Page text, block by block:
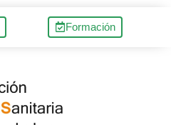
Formación